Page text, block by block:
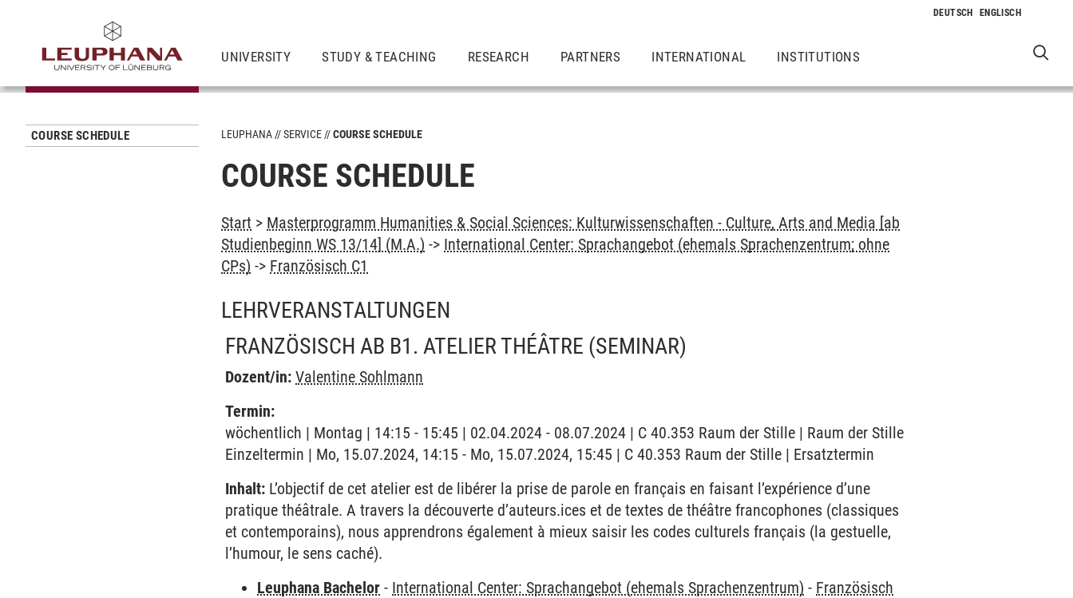
UNIVERSITY STUDY & TEACHING RESEARCH PARTNERS INTERNATIONAL INSTITUTIONS
COURSE SCHEDULE LEUPHANA SERVICE COURSE SCHEDULE
COURSE SCHEDULE
Start > Masterprogramm Humanities & Social Sciences: Kulturwissenschaften - Culture, Arts and Media [ab
Studienbeginn WS 13/14] (M.A.) -> International Center: Sprachangebot (ehemals Sprachenzentrum; ohne
CPs) -> Französisch C1
LEHRVERANSTALTUNGEN
FRANZÖSISCH AB B1. ATELIER THÉÂTRE (SEMINAR)
Dozent/in: Valentine Sohlmann
Termin:
wöchentlich | Montag | 14:15 - 15:45 | 02.04.2024 - 08.07.2024 | C 40.353 Raum der Stille | Raum der Stille
Einzeltermin | Mo, 15.07.2024, 14:15 - Mo, 15.07.2024, 15:45 | C 40.353 Raum der Stille | Ersatztermin
Inhalt: L’objectif de cet atelier est de libérer la prise de parole en français en faisant l’expérience d’une
pratique théâtrale. A travers la découverte d’auteurs.ices et de textes de théâtre francophones (classiques
et contemporains), nous apprendrons également à mieux saisir les codes culturels français (la gestuelle,
l’humour, le sens caché).
Leuphana Bachelor - International Center: Sprachangebot (ehemals Sprachenzentrum) - Französisch